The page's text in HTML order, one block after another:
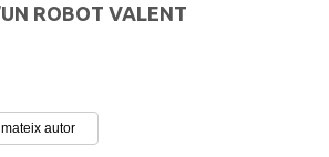
ROBOT VALENT
autor